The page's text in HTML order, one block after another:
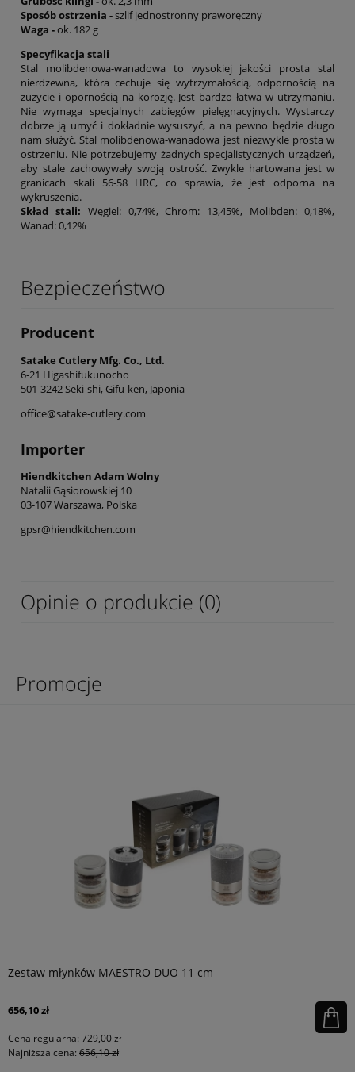
Sposób ostrzenia -szlif jednostronny praworęczny
Waga -ok. 182 g
Specyfikacja stali
Stal molibdenowa-wanadowa to wysokiej jakości prosta stal
nierdzewna, która cechuje się wytrzymałością, odpornością na
zużycie i opornością na korozję. Jest bardzo łatwa w utrzymaniu.
Nie wymaga specjalnych zabiegów pielęgnacyjnych. Wystarczy
dobrze ją umyć i dokładnie wysuszyć, a na pewno będzie długo
nam służyć. Stal molibdenowa-wanadowa jest niezwykle prosta w
ostrzeniu. Nie potrzebujemy żadnych specjalistycznych urządzeń,
aby stale zachowywały swoją ostrość. Zwykle hartowana jest w
granicach skali 56-58 HRC, co sprawia, że jest odporna na
wykruszenia.
Skład stali: Węgiel: 0,74%, Chrom: 13,45%, Molibden: 0,18%,
Wanad: 0,12%
Bezpieczeństwo
Producent
Satake Cutlery Mfg. Co., Ltd.
6-21 Higashifukunocho
501-3242 Seki-shi, Gifu-ken, Japonia
office@satake-cutlery.com
Importer
Hiendkitchen Adam Wolny
Natalii Gąsiorowskiej 10
03-107 Warszawa, Polska
gpsr@hiendkitchen.com
Opinie o produkcie (0)
Promocje
Zestaw młynków MAESTRO DUO 11 cm
656,10 zł
Cena regularna: 729,00 zł
Najniższa cena: 656,10 zł